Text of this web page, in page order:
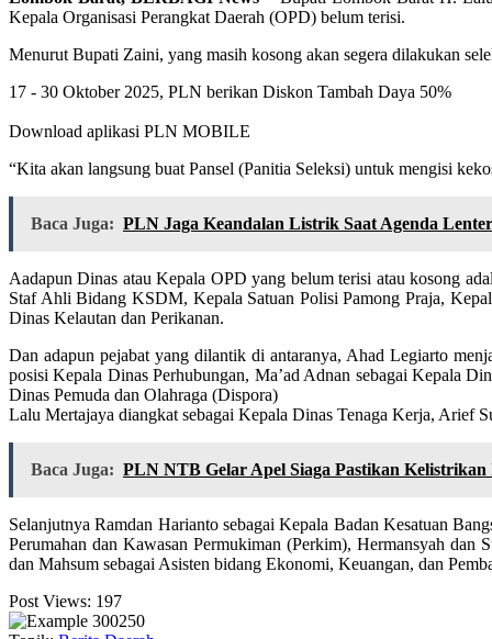
Kepala Organisasi Perangkat Daerah (OPD) belum terisi.
Menurut Bupati Zaini, yang masih kosong akan segera dilakukan
17 - 30 Oktober 2025, PLN berikan Diskon Tambah Daya 50%
Download aplikasi PLN MOBILE
“Kita akan langsung buat Pansel (Panitia Seleksi) untuk mengisi
Baca Juga: PLN Jaga Keandalan Listrik Saat Agenda
Aadapun Dinas atau Kepala OPD yang belum terisi atau kosong
Staf Ahli Bidang KSDM, Kepala Satuan Polisi Pamong Praja,
Dinas Kelautan dan Perikanan.
Dan adapun pejabat yang dilantik di antaranya, Ahad Legiarto
posisi Kepala Dinas Perhubungan, Ma’ad Adnan sebagai Kepala
Dinas Pemuda dan Olahraga (Dispora)
Lalu Mertajaya diangkat sebagai Kepala Dinas Tenaga Kerja, Arief
Baca Juga: PLN NTB Gelar Apel Siaga Pastikan
Selanjutnya Ramdan Harianto sebagai Kepala Badan Kesatuan
Perumahan dan Kawasan Permukiman (Perkim), Hermansyah
dan Mahsum sebagai Asisten bidang Ekonomi, Keuangan, dan
Post Views: 197